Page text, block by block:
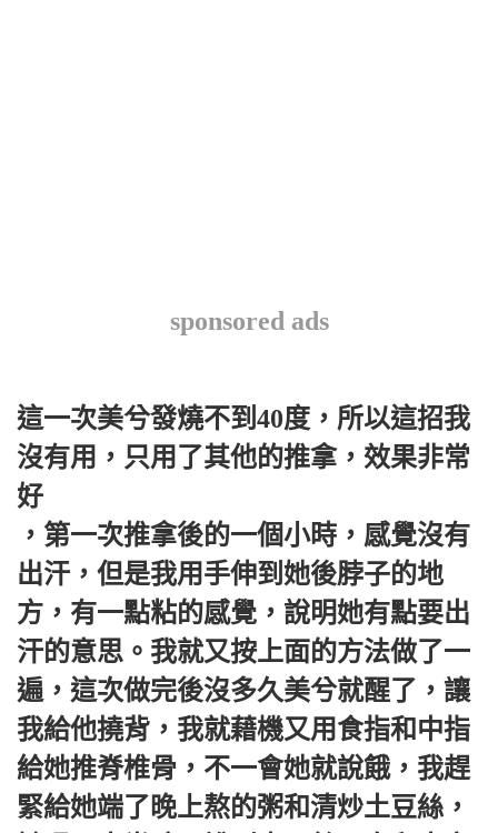
sponsored ads
這一次美兮發燒不到40度，所以這招我
沒有用，只用了其他的推拿，效果非常
好
，第一次推拿後的一個小時，感覺沒有
出汗，但是我用手伸到她後脖子的地
方，有一點粘的感覺，說明她有點要出
汗的意思。我就又按上面的方法做了一
遍，這次做完後沒多久美兮就醒了，讓
我給他撓背，我就藉機又用食指和中指
給她推脊椎骨，不一會她就說餓，我趕
緊給她端了晚上熬的粥和清炒土豆絲，